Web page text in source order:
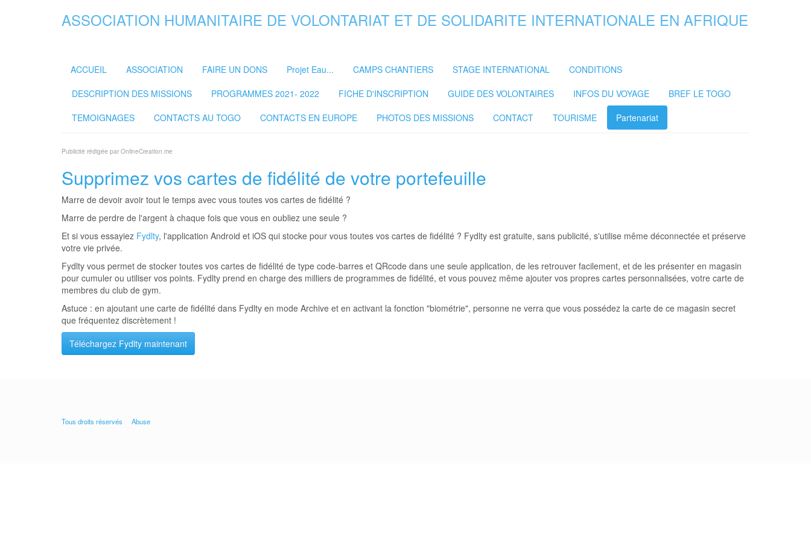
ASSOCIATION HUMANITAIRE DE VOLONTARIAT ET DE SOLIDARITE INTERNATIONALE EN AFRIQUE
ACCUEIL ASSOCIATION FAIRE UN DONS Projet Eau... CAMPS CHANTIERS STAGE INTERNATIONAL
CONDITIONS
DESCRIPTION DES MISSIONS
PROGRAMMES 2021- 2022 FICHE D'INSCRIPTION GUIDE DES VOLONTAIRES INFOS DU VOYAGE
BREF LE TOGO
TEMOIGNAGES
CONTACTS AU TOGO CONTACTS EN EUROPE PHOTOS DES MISSIONS CONTACT TOURISME Partenariat
Publicité rédigée par OnlineCreation.me
Supprimez vos cartes de fidélité de votre portefeuille
Marre de devoir avoir tout le temps avec vous toutes vos cartes de fidélité ?
Marre de perdre de l'argent à chaque fois que vous en oubliez une seule ?
Et si vous essayiez Fydlty, l'application Android et iOS qui stocke pour vous toutes vos cartes de fidélité ? Fydlty est gratuite, sans publicité, s'utilise même déconnectée et préserve
votre vie privée.
Fydlty vous permet de stocker toutes vos cartes de fidélité de type code-barres et QRcode dans une seule application, de les retrouver facilement, et de les présenter en magasin
pour cumuler ou utiliser vos points. Fydlty prend en charge des milliers de programmes de fidélité, et vous pouvez même ajouter vos propres cartes personnalisées, votre carte de
membres du club de gym.
Astuce : en ajoutant une carte de fidélité dans Fydlty en mode Archive et en activant la fonction "biométrie", personne ne verra que vous possédez la carte de ce magasin secret
que fréquentez discrètement !
Téléchargez Fydlty maintenant
Tous droits réservés Abuse